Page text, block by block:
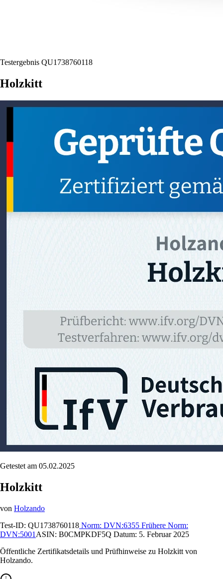
Testergebnis QU1738760118
Holzkitt
Getestet am 05.02.2025
Holzkitt
von Holzando
Test-ID: QU1738760118 Norm: DVN:6355 Frühere Norm:
DVN:5001 ASIN: B0CMPKDF5Q Datum: 5. Februar 2025
Öffentliche Zertifikatsdetails und Prüfhinweise zu Holzkitt von
Holzando.